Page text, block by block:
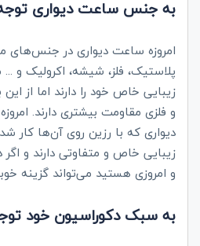
به جنس ساعت دیواری
امروزه ساعت‌ دیواری در جنس‌های
پلاستیک، فلز، شیشه، اکرولیک و
زیبایی خاص خود را دارند اما از
و فلزی مقاومت بیشتری دارند.
دیواری که با رزین روی آن‌ها کار
زیبایی خاص و متفاوتی دارند و
و امروزی هستید می‌تواند گزینه
به سبک دکوراسیون خود